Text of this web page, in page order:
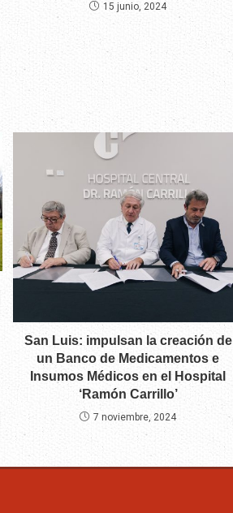
15 junio, 2024
San Luis: impulsan la creación de
un Banco de Medicamentos e
Insumos Médicos en el Hospital
‘Ramón Carrillo’
7 noviembre, 2024